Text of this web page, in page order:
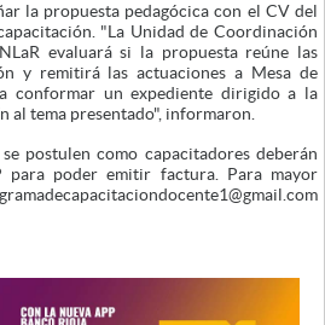
la propuesta pedagócica con el CV del
"La Unidad de Coordinación
evaluará si la propuesta reúne las
y remitirá las actuaciones a Mesa de
conformar un expediente dirigido a la
tema presentado", informaron.
postulen como capacitadores deberán
para poder emitir factura. Para mayor